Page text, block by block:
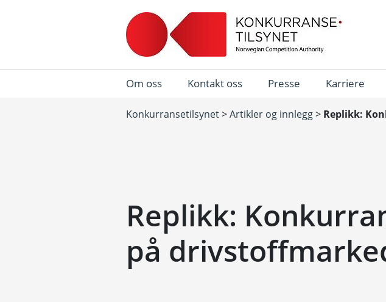
Om oss Kontakt oss Presse Karriere
Konkurransetilsynet>Artikler og innlegg> Replikk:
Replikk:
på